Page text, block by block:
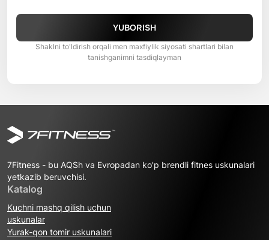
YUBORISH
Shaklni to'ldirish orqali men maxfiylik siyosati shartlari bilan
tanishganimni tasdiqlayman
7Fitness - bu AQSh va Evropadan ko'p brendli fitnes uskunalari
yetkazib beruvchisi.
Katalog
Kuchni mashq qilish uchun
uskunalar
Yurak-qon tomir uskunalari